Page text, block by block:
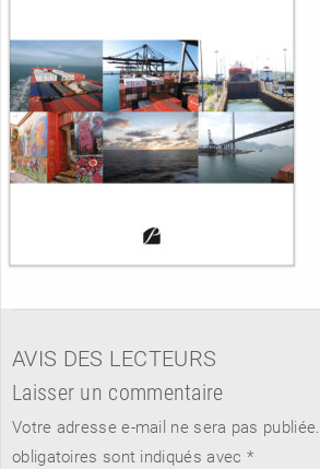
AVIS DES LECTEURS
Laisser un commentaire
Votre adresse e-mail ne sera pas publiée.
obligatoires sont indiqués avec *